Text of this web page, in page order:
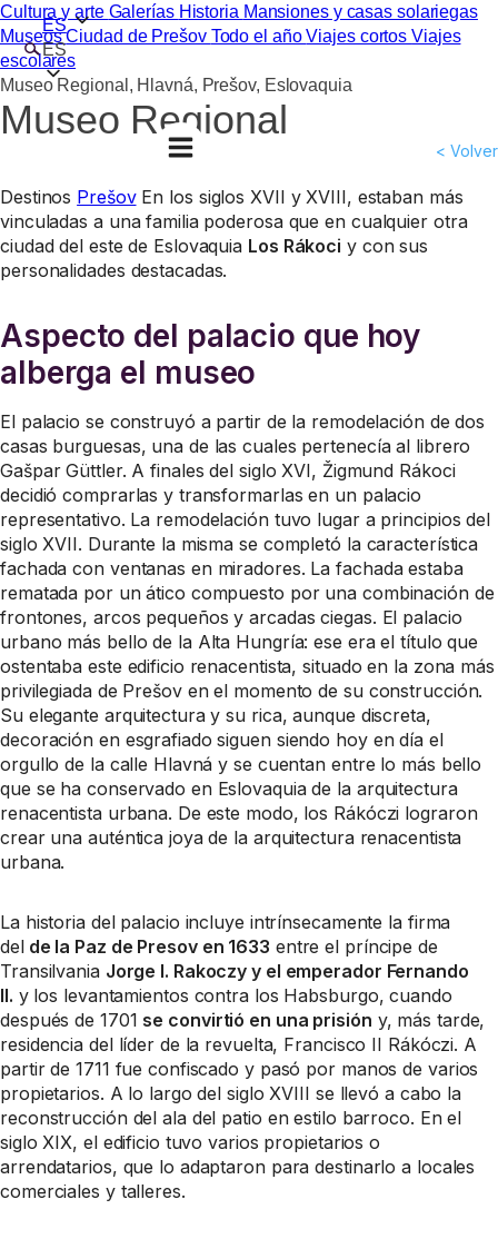
ES
ES
Cultura y arte Galerías Historia Mansiones y casas solariegas
MuseosCiudad de Prešov Todo el añoViajes cortosViajes
escolares
Museo Regional, Hlavná, Prešov, Eslovaquia
Museo Regional
< Volver
Destinos PrešovEn los siglos XVII y XVIII, estaban más
vinculadas a una familia poderosa que en cualquier otra
ciudad del este de Eslovaquia Los Rákoci y con sus
personalidades destacadas.
Aspecto del palacio que hoy
alberga el museo
El palacio se construyó a partir de la remodelación de dos
casas burguesas, una de las cuales pertenecía al librero
Gašpar Güttler. A finales del siglo XVI, Žigmund Rákoci
decidió comprarlas y transformarlas en un palacio
representativo. La remodelación tuvo lugar a principios del
siglo XVII. Durante la misma se completó la característica
fachada con ventanas en miradores. La fachada estaba
rematada por un ático compuesto por una combinación de
frontones, arcos pequeños y arcadas ciegas. El palacio
urbano más bello de la Alta Hungría: ese era el título que
ostentaba este edificio renacentista, situado en la zona más
privilegiada de Prešov en el momento de su construcción.
Su elegante arquitectura y su rica, aunque discreta,
decoración en esgrafiado siguen siendo hoy en día el
orgullo de la calle Hlavná y se cuentan entre lo más bello
que se ha conservado en Eslovaquia de la arquitectura
renacentista urbana. De este modo, los Rákóczi lograron
crear una auténtica joya de la arquitectura renacentista
urbana.
La historia del palacio incluye intrínsecamente la firma
delde la Paz de Presov en 1633 entre el príncipe de
Transilvania Jorge I. Rakoczy y el emperador Fernando
II. y los levantamientos contra los Habsburgo, cuando
después de 1701 se convirtió en una prisión y, más tarde,
residencia del líder de la revuelta, Francisco II Rákóczi. A
partir de 1711 fue confiscado y pasó por manos de varios
propietarios. A lo largo del siglo XVIII se llevó a cabo la
reconstrucción del ala del patio en estilo barroco. En el
siglo XIX, el edificio tuvo varios propietarios o
arrendatarios, que lo adaptaron para destinarlo a locales
comerciales y talleres.